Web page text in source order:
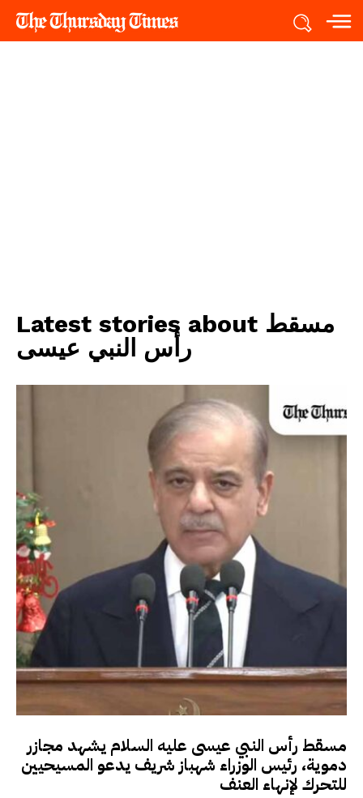
Latest stories about مسقط
رأس النبي عيسى
مسقط رأس النبي عيسى عليه السلام يشهد مجازر
دموية، رئيس الوزراء شهباز شريف يدعو المسيحيين
للتحرك لإنهاء العنف